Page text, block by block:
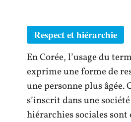
Respect et hiérarchie
En Corée, l’usage du
exprime une forme de
une personne plus âgée.
s’inscrit dans une
hiérarchies sociales